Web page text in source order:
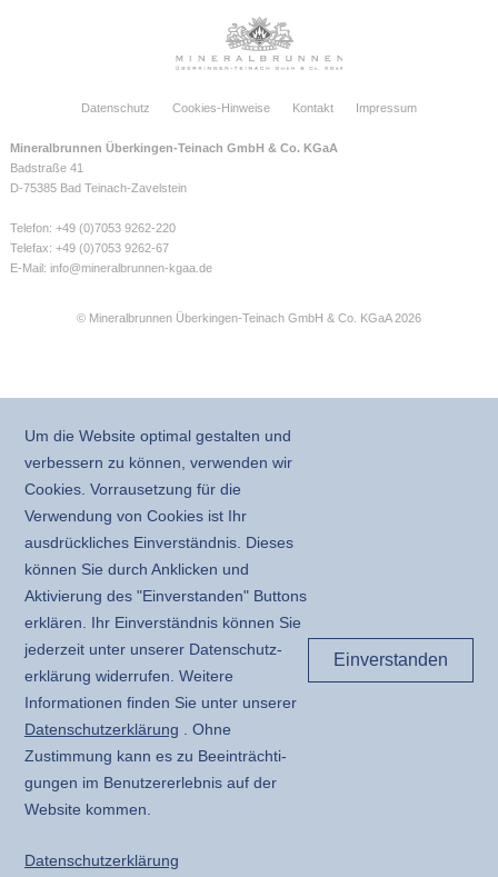
Datenschutz Cookies-Hinweise Kontakt Impressum
Mineralbrunnen Überkingen-Teinach GmbH & Co. KGaA
Badstraße 41
D-75385 Bad Teinach-Zavelstein
Telefon: +49 (0)7053 9262-220
Telefax: +49 (0)7053 9262-67
E-Mail: info@mineralbrunnen-kgaa.de
© Mineralbrunnen Überkingen-Teinach GmbH & Co. KGaA 2026
Um die Website optimal gestalten und
verbessern zu können, verwenden wir
Cookies. Vorrausetzung für die
Verwendung von Cookies ist Ihr
ausdrückliches Einverständnis. Dieses
können Sie durch Anklicken und
Aktivierung des "Einverstanden" Buttons
erklären. Ihr Einverständnis können Sie
jederzeit unter unserer Daten­schutz­
erklärung widerrufen. Weitere
Informationen finden Sie unter unserer
Daten­schutz­erklärung . Ohne
Zustimmung kann es zu Beeinträchti­
gungen im Benutzer­erlebnis auf der
Website kommen.
Daten­schutz­erklärung
Einverstanden